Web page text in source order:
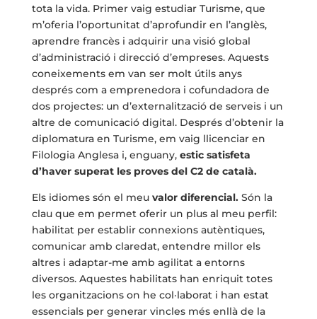
tota la vida. Primer vaig estudiar Turisme, que
m’oferia l’oportunitat d’aprofundir en l’anglès,
aprendre francès i adquirir una visió global
d’administració i direcció d’empreses. Aquests
coneixements em van ser molt útils anys
després com a emprenedora i cofundadora de
dos projectes: un d’externalització de serveis i un
altre de comunicació digital. Després d’obtenir la
diplomatura en Turisme, em vaig llicenciar en
Filologia Anglesa i, enguany,estic satisfeta
d’haver superat les proves del C2 de català.
Els idiomes són el meu valor diferencial.Són la
clau que em permet oferir un plus al meu perfil:
habilitat per establir connexions autèntiques,
comunicar amb claredat, entendre millor els
altres i adaptar-me amb agilitat a entorns
diversos. Aquestes habilitats han enriquit totes
les organitzacions on he col·laborat i han estat
essencials per generar vincles més enllà de la